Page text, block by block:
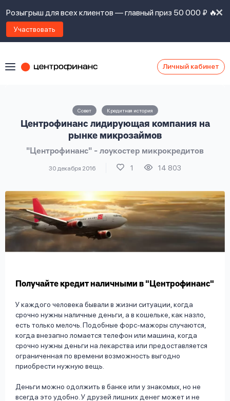
Розыгрыш для всех клиентов — главный приз 50 000 ₽ 🔥
Участвовать
Личный кабинет
Совет Кредитная история
Центрофинанс лидирующая компания на
рынке микрозаймов
"Центрофинанс" - лоукостер микрокредитов
30 декабря 2016 1 14 803
Получайте кредит наличными в "Центрофинанс"
У каждого человека бывали в жизни ситуации, когда
срочно нужны наличные деньги, а в кошельке, как назло,
есть только мелочь. Подобные форс-мажоры случаются,
когда внезапно ломается телефон или машина, когда
срочно нужны деньги на лекарства или предоставляется
ограниченная по времени возможность выгодно
приобрести нужную вещь.
Деньги можно одолжить в банке или у знакомых, но не
всегда это удобно. У друзей лишних денег может и не
Оформить заявку
Войти под другим номером
Наши
Задать
вопрос
Ответы
на
вопросы
с
займов,
политикой
согласие
на
обработку
личных
данных